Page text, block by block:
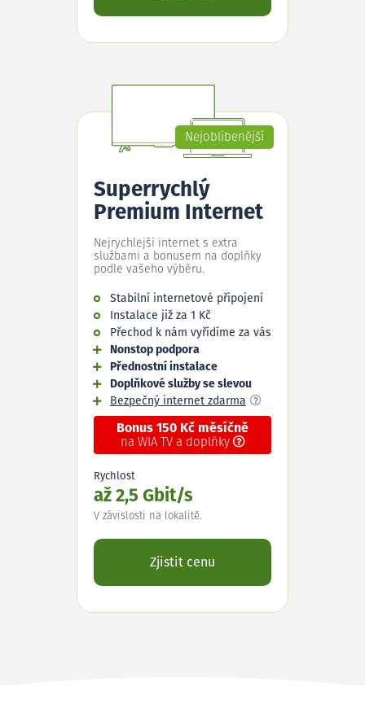
Nejoblíbenější
Superrychlý
Premium Internet
Nejrychlejší internet s extra
službami a bonusem na doplňky
podle vašeho výběru.
Stabilní internetové připojení
Instalace již za 1 Kč
Přechod k nám vyřídíme za vás
Nonstop podpora
Přednostní instalace
Doplňkové služby se slevou
Bezpečný internet zdarma
Bonus 150 Kč měsíčně
na WIA TV a doplňky
Rychlost
až 2,5 Gbit/s
V závislosti na lokalitě.
Zjistit cenu